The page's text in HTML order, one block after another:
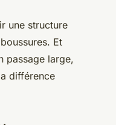
une structure
Et
passage large,
différence